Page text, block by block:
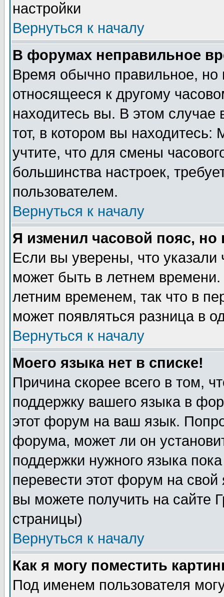
настройки
Вернуться к началу
В форумах неправильное
Время обычно правильное,
относящееся к другому
находитесь вы. В этом
тот, в котором вы
учтите, что для смены
большинства настроек,
пользователем.
Вернуться к началу
Я изменил часовой пояс,
Если вы уверены, что указали
может быть в летнем
летним временем, так что в
может появляться разница в
Вернуться к началу
Моего языка нет в списке!
Причина скорее всего в том,
поддержку вашего языка в
этот форум на ваш язык.
форума, может ли он
поддержки нужного языка
перевести этот форум на
вы можете получить на сайте
страницы)
Вернуться к началу
Как я могу поместить
Под именем пользователя